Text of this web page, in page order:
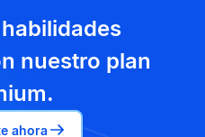
nuestro plan
ahora